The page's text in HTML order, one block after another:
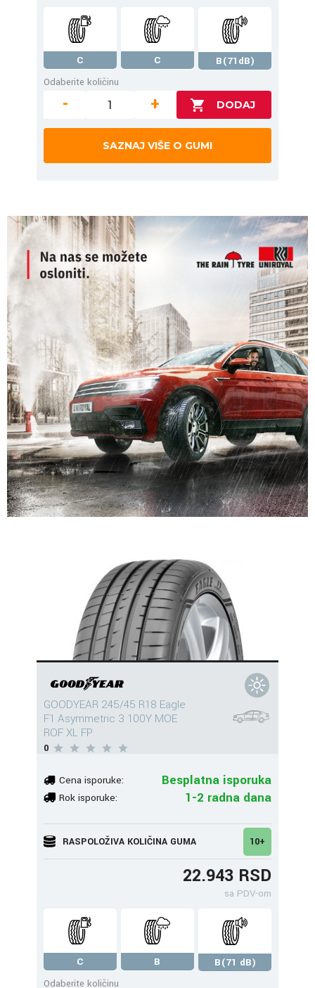
C C
B(71dB)
Odaberite količinu
- +
SAZNAJ VIŠE O GUMI
GOODYEAR 245/45 R18 Eagle
F1 Asymmetric 3 100Y MOE
ROF XL FP
0
Cena isporuke: Besplatna isporuka
Rok isporuke: 1-2 radna dana
RASPOLOŽIVA KOLIČINA GUMA 10+
22.943 RSD
sa PDV-om
C B
B(71 dB)
Odaberite količinu